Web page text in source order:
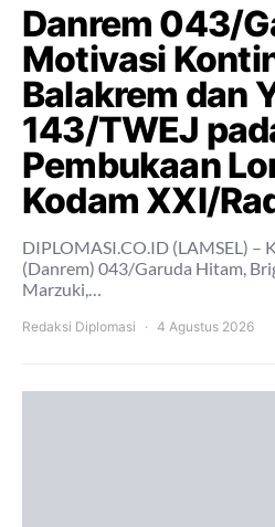
Danrem 043/
Motivasi
Balakrem dan
143/TWEJ
Pembukaan
Kodam XXI/
DIPLOMASI.CO.ID (LAMSEL) –
(Danrem) 043/Garuda Hitam,
Marzuki,…
Redaksi Diplomasi 4 Agustus 2026